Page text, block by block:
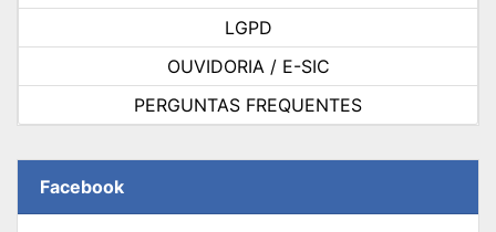
LGPD
OUVIDORIA / E-SIC
PERGUNTAS FREQUENTES
Facebook